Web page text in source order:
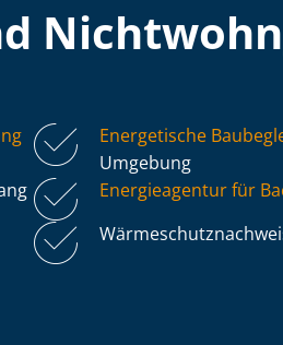
Energetische
Umgebung
Energieagentur für